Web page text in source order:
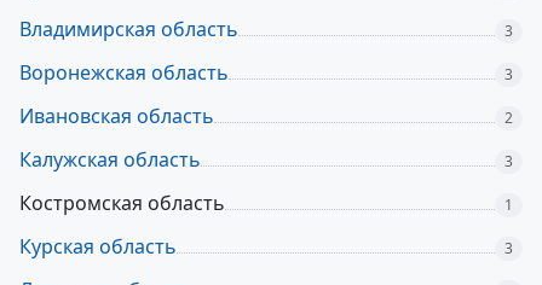
Владимирская область 3
Воронежская область 3
Ивановская область 2
Калужская область 3
Костромская область 1
Курская область 3